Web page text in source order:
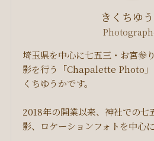
きくちゆ
埼玉県を中心に七五三・お宮参
影を行う「Chapalette Photo」
くちゆうかです。
2018年の開業以来、神社での七
影、ロケーションフォトを中心